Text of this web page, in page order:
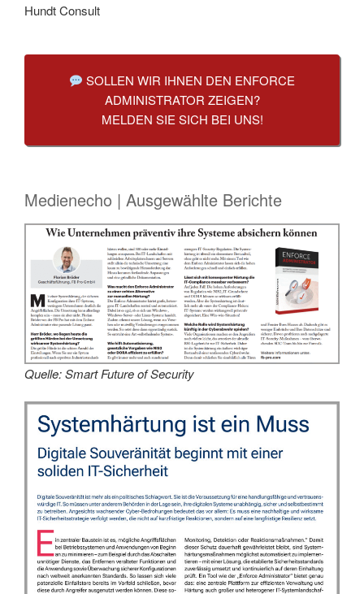
Hundt Consult
SOLLEN WIR IHNEN DEN ENFORCE
ADMINISTRATOR ZEIGEN?
MELDEN SIE SICH BEI UNS!
Medienecho | Ausgewählte Berichte
Quelle: Smart Future of Security